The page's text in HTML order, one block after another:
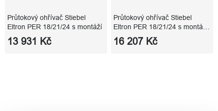
Průtokový ohřívač Stiebel
Eltron PER 18/21/24 s montáží
13 931 Kč
Průtokový ohřívač Stiebel
Eltron PER 18/21/24 s montáží
a demontáží
16 207 Kč